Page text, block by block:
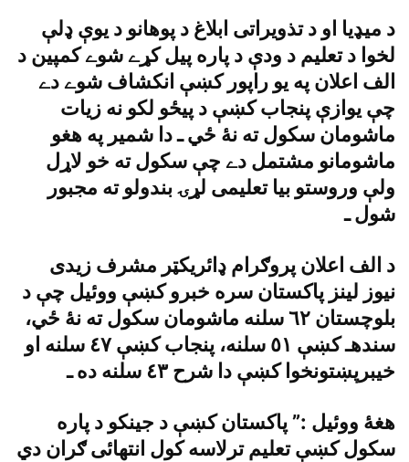
د ميډيا او د تذويراتى ابلاغ د پوهانو د يوې ډلې
لخوا د تعليم د ودې د پاره پيل کړے شوے کمپين د
الف اعلان په يو راپور کښې انکشاف شوے دے
چې يوازې پنجاب کښې د پيځو لکو نه زيات
ماشومان سکول ته نۀ ځي ـ دا شمير په هغو
ماشومانو مشتمل دے چې سکول ته خو لاړل
ولې وروستو بيا تعليمى لړۍ بندولو ته مجبور
شول ـ
د الف اعلان پروګرام ډائريکټر مشرف زيدى
نيوز لينز پاکستان سره خبرو کښې ووئيل چې د
بلوچستان ٦٢ سلنه ماشومان سکول ته نۀ ځي،
سندهـ کښې ٥١ سلنه، پنجاب کښې ٤٧ سلنه او
خيبرپښتونخوا کښې دا شرح ٤٣ سلنه ده ـ
هغۀ ووئيل :” پاکستان کښې د جينکو د پاره
سکول کښې تعليم ترلاسه کول انتهائى ګران دي